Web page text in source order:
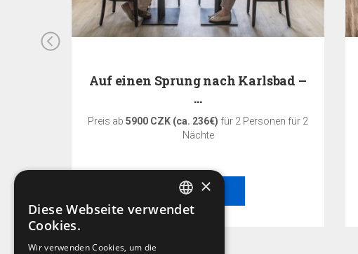
Auf einen Sprung nach Karlsbad –
…
Preis ab 5900 CZK (ca. 236€) für 2 Personen für 2
Nächte
BESTELLEN
CZECH
×
Diese Webseite verwendet
Cookies.
Wir verwenden Cookies, um die